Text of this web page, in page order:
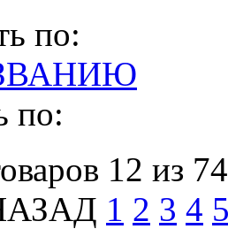
по:
по:
12 из 74
1 2 3 4